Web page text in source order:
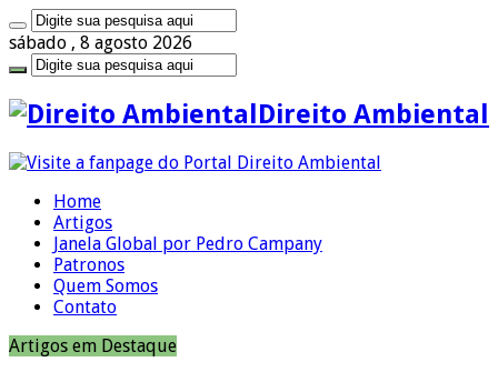
sábado , 8 agosto 2026
Direito Ambiental
Home
Artigos
Janela Global por Pedro Campany
Patronos
Quem Somos
Contato
Artigos em Destaque